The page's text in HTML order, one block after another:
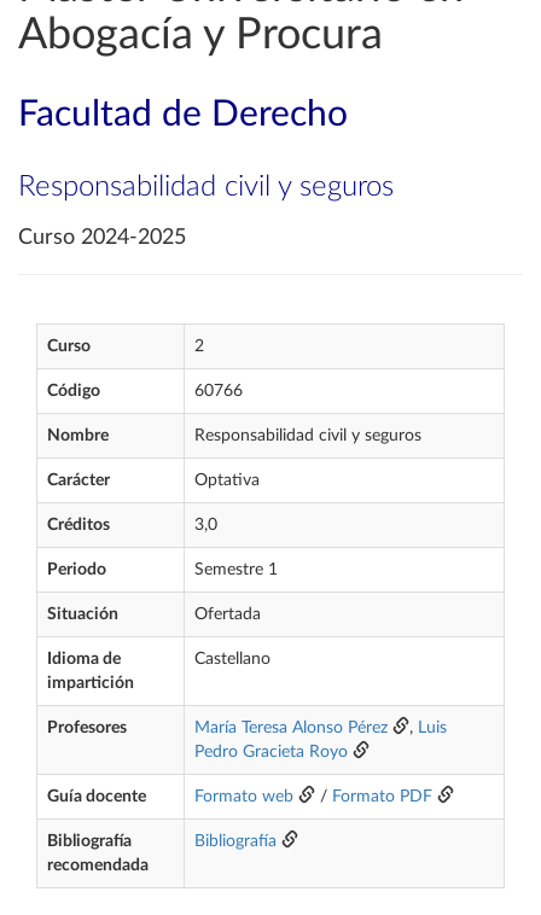
Abogacía y Procura
Facultad de Derecho
Responsabilidad civil y seguros
Curso 2024-2025
Curso 2
Código 60766
Nombre Responsabilidad civil y seguros
Carácter Optativa
Créditos 3,0
Periodo Semestre 1
Situación Ofertada
Idioma de
impartición
Castellano
Profesores María Teresa Alonso Pérez , Luis
Pedro Gracieta Royo
Guía docente Formato web / Formato PDF
Bibliografía
recomendada
Bibliografía